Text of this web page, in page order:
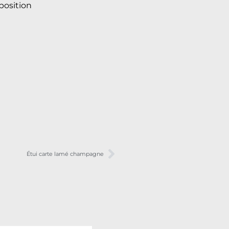
Étui carte lamé champagne